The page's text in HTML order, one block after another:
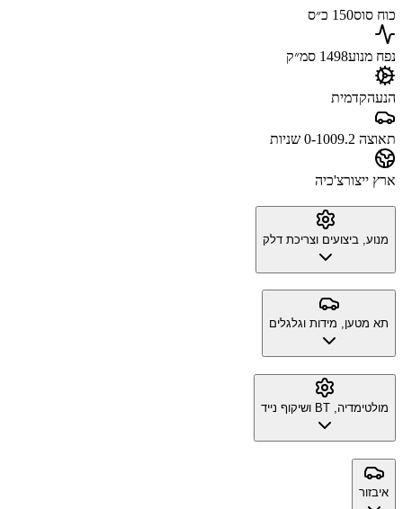
כוח סוס150 כ״ס
נפח מנוע1498 סמ״ק
הנעהקדמית
תאוצה 0-100 9.2 שניות
ארץ ייצורצ'כיה
מנוע, ביצועים וצריכת דלק
תא מטען, מידות וגלגלים
מולטימדיה, BT ושיקוף נייד
איבזור